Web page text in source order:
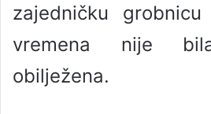
zajedničku
vremena nije
obilježena.